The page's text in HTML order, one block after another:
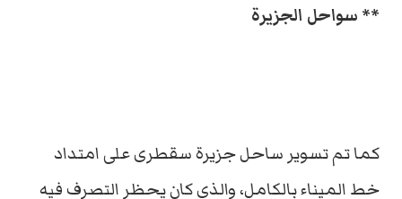
** سواحل الجزيرة
كما تم تسوير ساحل جزيرة سقطرى على امتداد
خط الميناء بالكامل، والذي كان يحظر التصرف فيه